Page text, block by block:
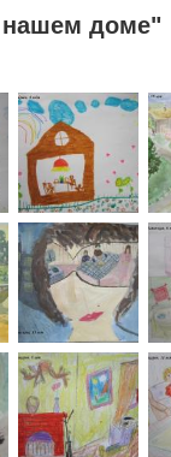
нашем доме"